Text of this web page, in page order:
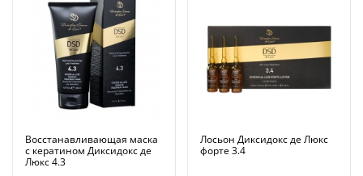
Восстанавливающая маска
с кератином Диксидокс де
Люкс 4.3
Лосьон Диксидокс де Люкс
форте 3.4